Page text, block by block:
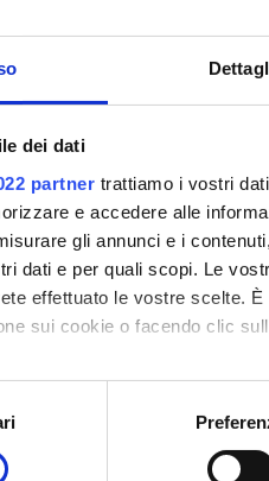
dei dati
partner trattiamo i vostri
e accedere alle
gli annunci e i
dati e per quali scopi. Le
effettuato le vostre scelte.
sui cookie o facendo clic
vorremmo anche:
informazioni sulla tua
Organi collegiali
Consiglio della
Anestesia
del dolore
Presidente: Gottin